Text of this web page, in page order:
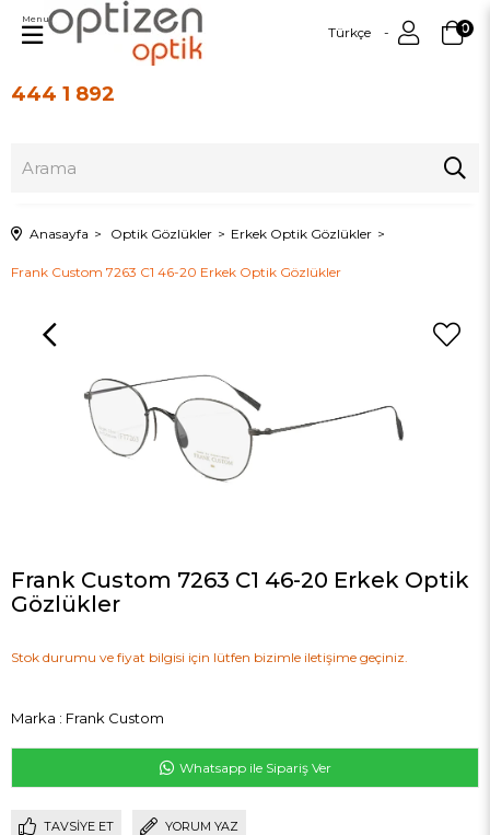
444 1 892
Türkçe 0
Menu
Anasayfa Optik Gözlükler Erkek Optik Gözlükler
Frank Custom 7263 C1 46-20 Erkek Optik Gözlükler
Frank Custom 7263 C1 46-20 Erkek Optik
Gözlükler
Stok durumu ve fiyat bilgisi için lütfen bizimle iletişime geçiniz.
Marka : Frank Custom
Whatsapp ile Sipariş Ver
TAVSIYE ET YORUM YAZ